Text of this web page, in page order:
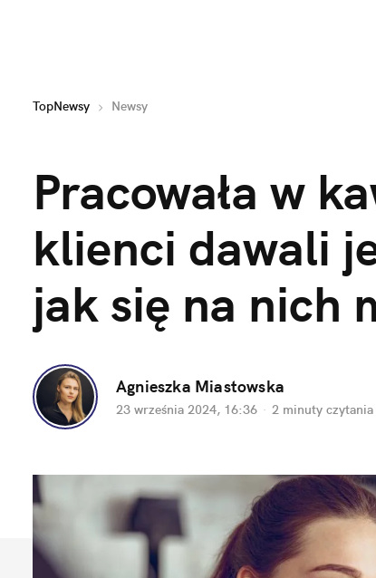
TopNewsy Newsy
Pracowała w
klienci dawali
jak się na nich
Agnieszka Miastowska
23 września 2024, 16:36 · 2 minuty czytania